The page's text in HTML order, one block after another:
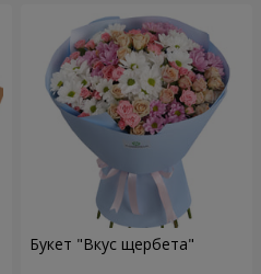
Букет "Вкус щербета"